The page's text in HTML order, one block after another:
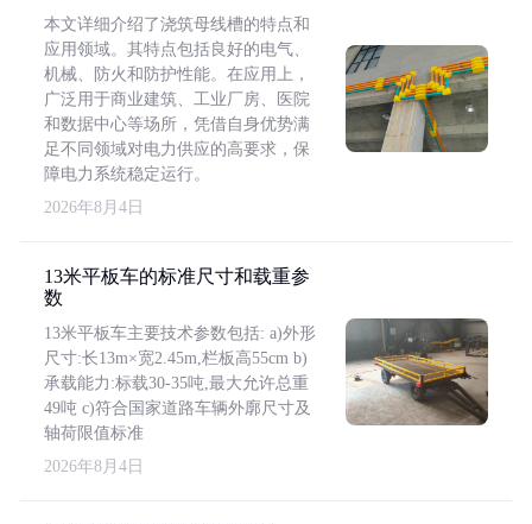
本文详细介绍了浇筑母线槽的特点和
应用领域。其特点包括良好的电气、
机械、防火和防护性能。在应用上，
广泛用于商业建筑、工业厂房、医院
和数据中心等场所，凭借自身优势满
足不同领域对电力供应的高要求，保
障电力系统稳定运行。
2026年8月4日
13米平板车的标准尺寸和载重参
数
13米平板车主要技术参数包括: a)外形
尺寸:长13m×宽2.45m,栏板高55cm b)
承载能力:标载30-35吨,最大允许总重
49吨 c)符合国家道路车辆外廓尺寸及
轴荷限值标准
2026年8月4日